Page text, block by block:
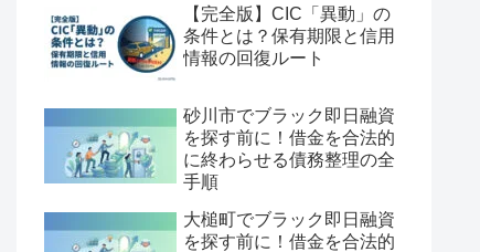
【完全版】CIC「異動」の
条件とは？保有期限と信用
情報の回復ルート
砂川市でブラック即日融資
を探す前に！借金を合法的
に終わらせる債務整理の全
手順
大槌町でブラック即日融資
を探す前に！借金を合法的